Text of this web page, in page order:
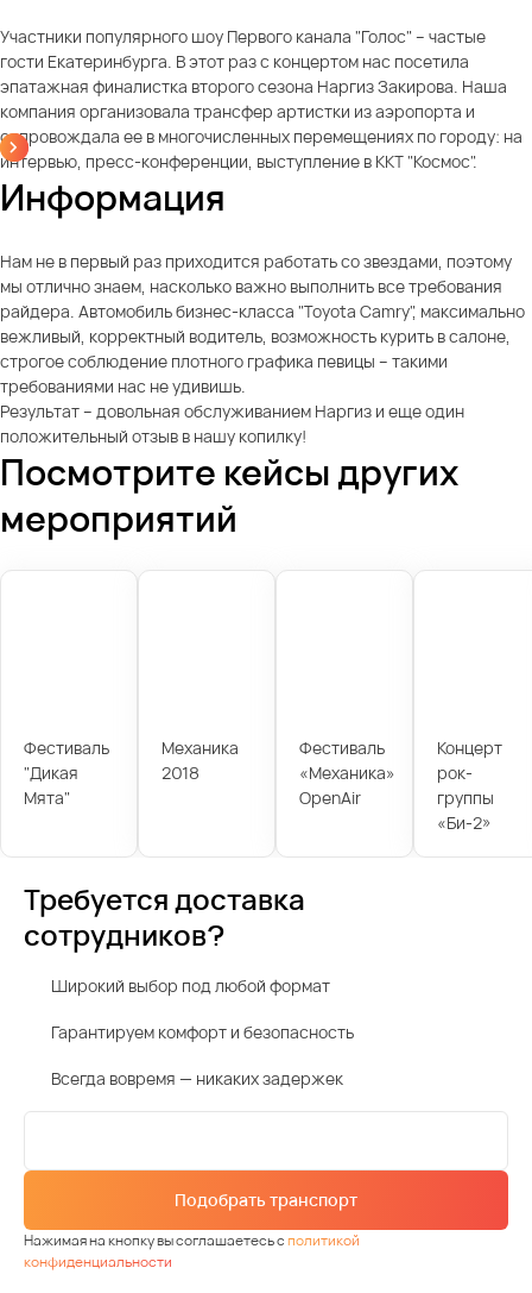
Участники популярного шоу Первого канала "Голос" – частые
гости Екатеринбурга. В этот раз с концертом нас посетила
эпатажная финалистка второго сезона Наргиз Закирова. Наша
компания организовала трансфер артистки из аэропорта и
сопровождала ее в многочисленных перемещениях по городу: на
интервью, пресс-конференции, выступление в ККТ "Космос".
Информация
Нам не в первый раз приходится работать со звездами, поэтому
мы отлично знаем, насколько важно выполнить все требования
райдера. Автомобиль бизнес-класса "Toyota Camry", максимально
вежливый, корректный водитель, возможность курить в салоне,
строгое соблюдение плотного графика певицы – такими
требованиями нас не удивишь.
Результат – довольная обслуживанием Наргиз и еще один
положительный отзыв в нашу копилку!
Посмотрите кейсы других
мероприятий
Фестиваль
"Дикая
Мята"
Механика
2018
Фестиваль
«Механика»
OpenAir
Концерт
рок-
группы
«Би-2»
Требуется доставка
сотрудников?
Широкий выбор под любой формат
Гарантируем комфорт и безопасность
Всегда вовремя — никаких задержек
Подобрать транспорт
Нажимая на кнопку вы соглашаетесь сполитикой
конфиденциальности